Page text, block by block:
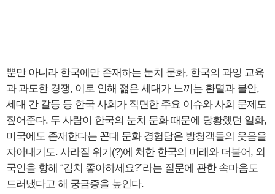
뿐만 아니라 한국에만 존재하는 눈치 문화, 한국의 과잉 교육
과 과도한 경쟁, 이로 인해 젊은 세대가 느끼는 환멸과 불안,
세대 간 갈등 등 한국 사회가 직면한 주요 이슈와 사회 문제도
짚어준다. 두 사람이 한국의 눈치 문화 때문에 당황했던 일화,
미국에도 존재한다는 꼰대 문화 경험담은 방청객들의 웃음을
자아내기도. 사라질 위기(?)에 처한 한국의 미래와 더불어, 외
국인을 향해 “김치 좋아하세요?”라는 질문에 관한 속마음도
드러냈다고 해 궁금증을 높인다.